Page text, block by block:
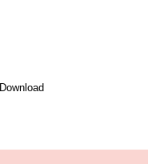
Download